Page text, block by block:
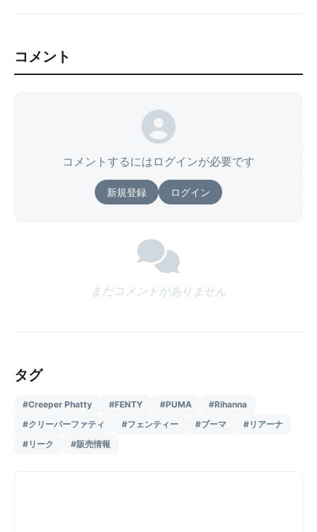
コメント
コメントするにはログインが必要です
新規登録 ログイン
まだコメントがありません
タグ
#Creeper Phatty #FENTY #PUMA
#Rihanna
#クリーパーファティ
#フェンティー #プーマ
#リアーナ
#リーク
#販売情報